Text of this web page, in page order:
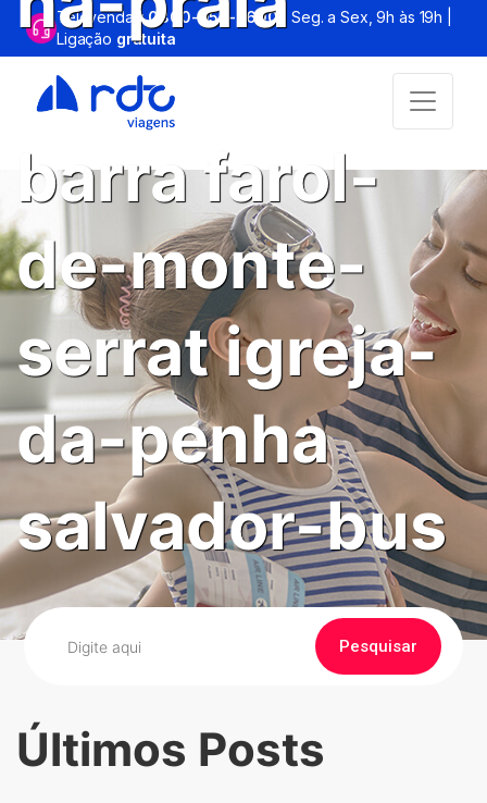
Televendas:0800-055-2600 | Seg. a Sex, 9h às 19h |
Ligação gratuita
farol-da-
barra farol-
de-monte-
serrat igreja-
da-penha
salvador-bus
Pesquisar
Últimos Posts